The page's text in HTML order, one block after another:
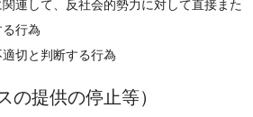
連して、反社会的勢力に対して直接また
行為
切と判断する行為
の提供の停止等）